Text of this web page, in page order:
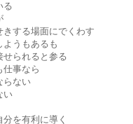
る
きする場面にでくわす
うもあるも
せられると参る
仕事なら
らない
い
を有利に導く